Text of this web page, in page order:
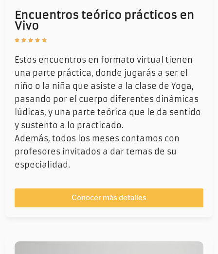
Encuentros teórico prácticos en
Vivo
    
Estos encuentros en formato virtual tienen
una parte práctica, donde jugarás a ser el
niño o la niña que asiste a la clase de Yoga,
pasando por el cuerpo diferentes dinámicas
lúdicas, y una parte teórica que le da sentido
y sustento a lo practicado.
Además, todos los meses contamos con
profesores invitados a dar temas de su
especialidad.
Conocer más detalles